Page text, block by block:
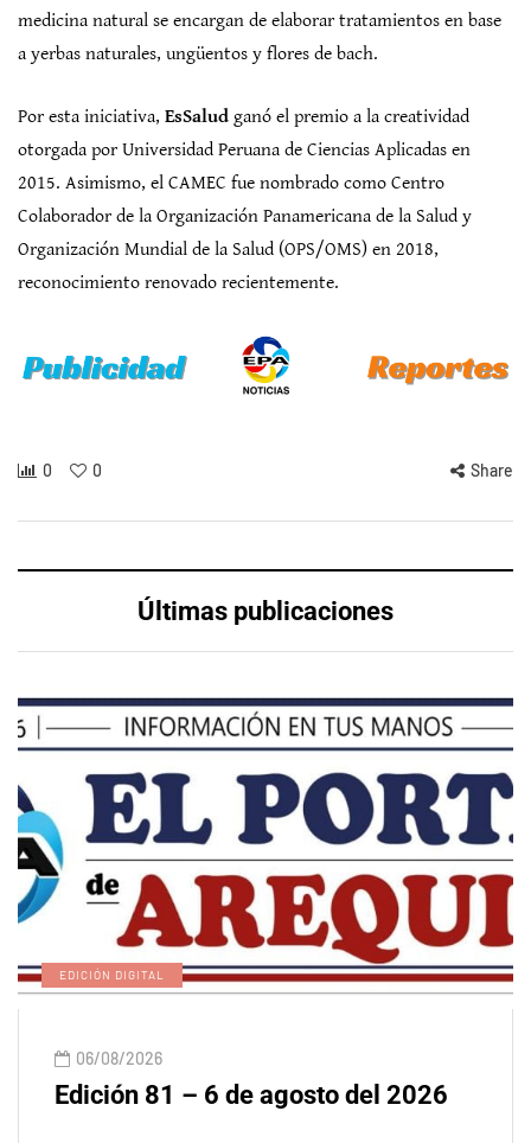
medicina natural se encargan de elaborar tratamientos en base
a yerbas naturales, ungüentos y flores de bach.
Por esta iniciativa, EsSalud ganó el premio a la creatividad
otorgada por Universidad Peruana de Ciencias Aplicadas en
2015. Asimismo, el CAMEC fue nombrado como Centro
Colaborador de la Organización Panamericana de la Salud y
Organización Mundial de la Salud (OPS/OMS) en 2018,
reconocimiento renovado recientemente.
0 0 Share
Últimas publicaciones
EDICIÓN DIGITAL
06/08/2026
Edición 81 – 6 de agosto del 2026